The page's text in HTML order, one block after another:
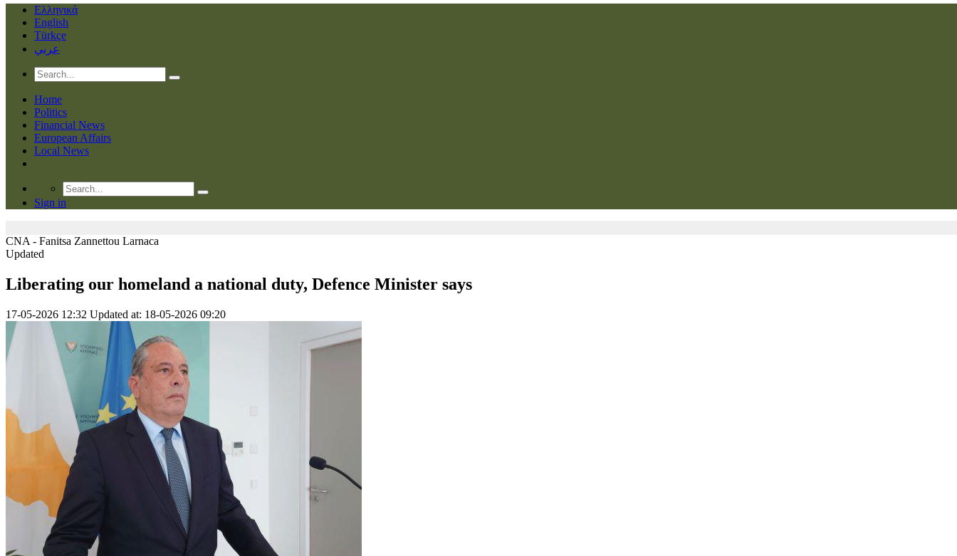
Ελληνικά
English
Türkçe
عربي
Home
Politics
Financial News
European Affairs
Local News
Sign in
CNA - Fanitsa Zannettou Larnaca
Updated
Liberating our homeland a national duty, Defence Minister says
17-05-2026 12:32 Updated at: 18-05-2026 09:20